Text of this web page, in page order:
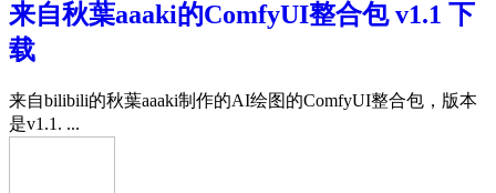
来自秋葉aaaki的ComfyUI整合包 v1.1 下
载
来自bilibili的秋葉aaaki制作的AI绘图的ComfyUI整合包，版本
是v1.1. ...